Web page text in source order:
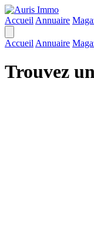
Accueil Annuaire
Accueil Annuaire
Trouvez